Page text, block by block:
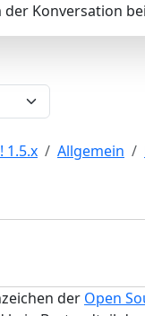
der Konversation
1.5.x Allgemein
der Open